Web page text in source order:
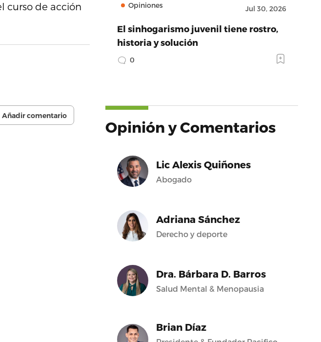
curso de acción
Añadir comentario
Opiniones Jul 30, 2026
El sinhogarismo juvenil tiene rostro,
historia y solución
0
Opinión y Comentarios
Lic Alexis Quiñones
Abogado
Adriana Sánchez
Derecho y deporte
Dra. Bárbara D. Barros
Salud Mental & Menopausia
Brian Díaz